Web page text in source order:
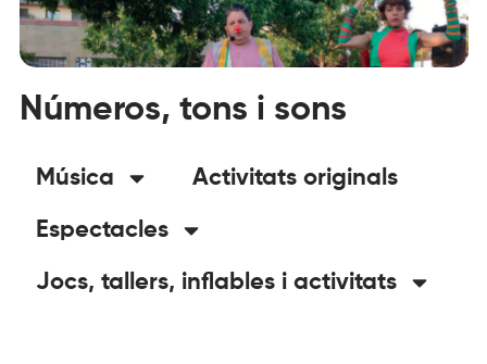
Números, tons i sons
Música Activitats originals
Espectacles
Jocs, tallers, inflables i activitats